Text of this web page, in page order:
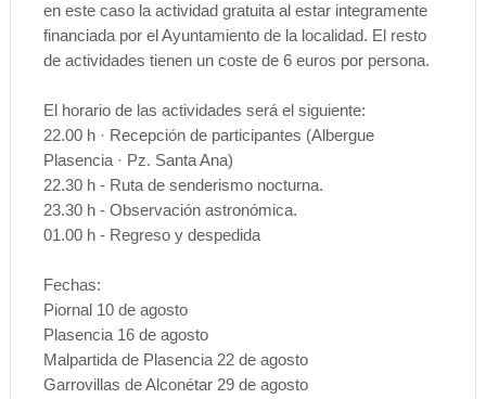
en este caso la actividad gratuita al estar integramente
financiada por el Ayuntamiento de la localidad. El resto
de actividades tienen un coste de 6 euros por persona.
El horario de las actividades será el siguiente:
22.00 h · Recepción de participantes (Albergue
Plasencia · Pz. Santa Ana)
22.30 h - Ruta de senderismo nocturna.
23.30 h - Observación astronómica.
01.00 h - Regreso y despedida
Fechas:
Piornal 10 de agosto
Plasencia 16 de agosto
Malpartida de Plasencia 22 de agosto
Garrovillas de Alconétar 29 de agosto